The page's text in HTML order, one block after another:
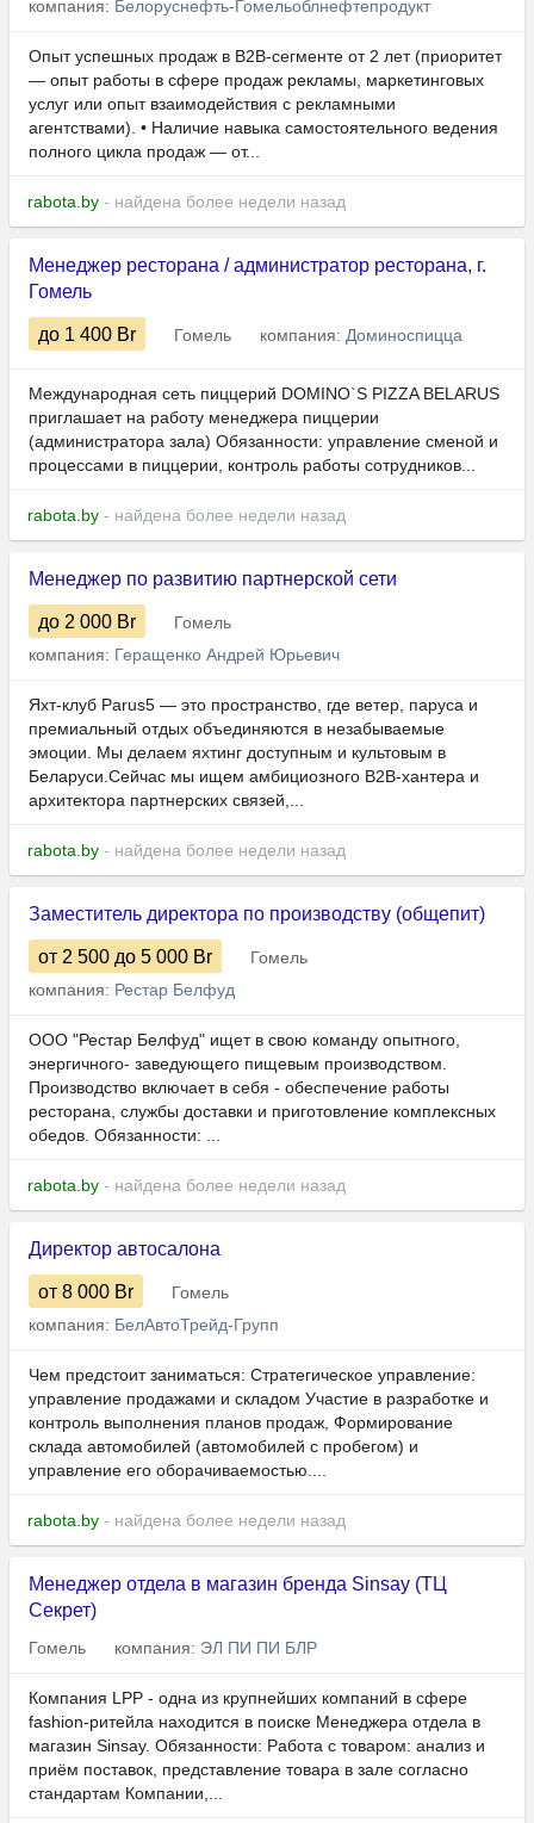
компания: Белоруснефть-Гомельоблнефтепродукт
Опыт успешных продаж в B2B-сегменте от 2 лет (приоритет
— опыт работы в сфере продаж рекламы, маркетинговых
услуг или опыт взаимодействия с рекламными
агентствами). • Наличие навыка самостоятельного ведения
полного цикла продаж — от...
rabota.by - найдена более недели назад
Менеджер ресторана / администратор ресторана, г.
Гомель
до 1 400 Br Гомель компания: Доминоспицца
Международная сеть пиццерий DOMINO`S PIZZA BELARUS
приглашает на работу менеджера пиццерии
(администратора зала) Обязанности: управление сменой и
процессами в пиццерии, контроль работы сотрудников...
rabota.by - найдена более недели назад
Менеджер по развитию партнерской сети
до 2 000 Br
Гомель
компания: Геращенко Андрей Юрьевич
Яхт-клуб Parus5 — это пространство, где ветер, паруса и
премиальный отдых объединяются в незабываемые
эмоции. Мы делаем яхтинг доступным и культовым в
Беларуси.Сейчас мы ищем амбициозного B2B-хантера и
архитектора партнерских связей,...
rabota.by - найдена более недели назад
Заместитель директора по производству (общепит)
от 2 500 до 5 000 Br
Гомель
компания: Рестар Белфуд
ООО "Рестар Белфуд" ищет в свою команду опытного,
энергичного- заведующего пищевым производством.
Производство включает в себя - обеспечение работы
ресторана, службы доставки и приготовление комплексных
обедов. Обязанности: ...
rabota.by - найдена более недели назад
Директор автосалона
от 8 000 Br
Гомель
компания: БелАвтоТрейд-Групп
Чем предстоит заниматься: Стратегическое управление:
управление продажами и складом Участие в разработке и
контроль выполнения планов продаж, Формирование
склада автомобилей (автомобилей с пробегом) и
управление его оборачиваемостью....
rabota.by - найдена более недели назад
Менеджер отдела в магазин бренда Sinsay (ТЦ
Секрет)
Гомель компания: ЭЛ ПИ ПИ БЛР
Компания LPP - одна из крупнейших компаний в сфере
fashion-ритейла находится в поиске Менеджера отдела в
магазин Sinsay. Обязанности: Работа с товаром: анализ и
приём поставок, представление товара в зале согласно
стандартам Компании,...